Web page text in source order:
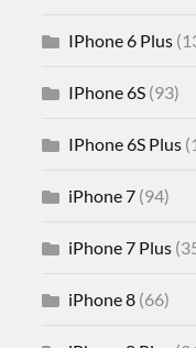
IPhone 6 Plus
IPhone 6S (93)
IPhone 6S Plus
iPhone 7 (94)
iPhone 7 Plus
iPhone 8 (66)